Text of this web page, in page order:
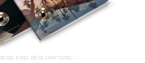
EINE BESCHRIFTUNG…